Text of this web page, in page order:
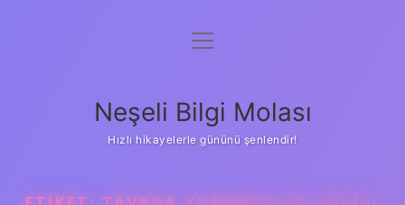
Anasayfa
Yasal Uyarı
menüyü
Neşeli Bilgi Molası
Hızlı hikayelerle gününü şenlendir!